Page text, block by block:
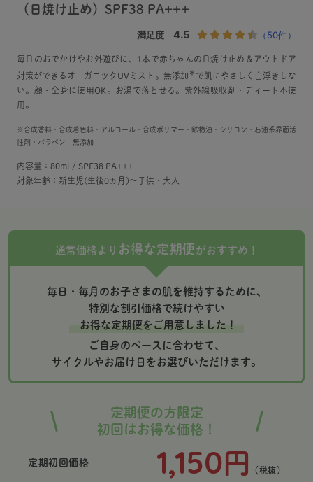
（日焼け止め）SPF38 PA+++
毎日のおでかけやお外遊びに、1本で赤ちゃんの日焼け止め＆アウトドア
対策ができるオーガニックUVミスト。無添加 ＊ で肌にやさしく白浮きしな
い。顔・全身に使用OK。お湯で落とせる。紫外線吸収剤・ディート不使
用。
※合成香料・合成着色料・アルコール・合成ポリマー・鉱物油・シリコン・石油系界面活
性剤・パラペン 無添加
内容量：80ml / SPF38 PA+++
対象年齢：新生児(生後0ヵ月)～子供・大人
通常価格より お得な定期便 がおすすめ！
毎日・毎月のお子さまの肌を維持するために、
特別な割引価格で続けやすい
お得な定期便をご用意しました！
ご自身のペースに合わせて、
サイクルやお届け日をお選びいただけます。
定期便の方限定
初回はお得な価格！
定期初回価格 1,150 円 （税抜）